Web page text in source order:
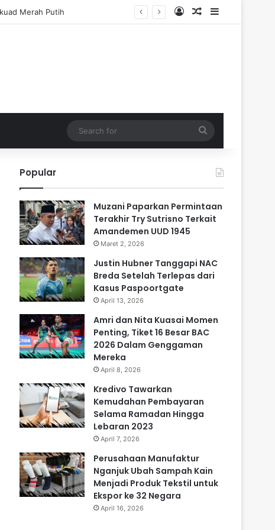
Log InRandom Article
Sidebar
for
Popular
Muzani Paparkan Permintaan
Terakhir Try Sutrisno Terkait
Amandemen UUD 1945
Maret 2, 2026
Justin Hubner Tanggapi NAC
Breda Setelah Terlepas dari
Kasus Paspoortgate
April 13, 2026
Amri dan Nita Kuasai Momen
Penting, Tiket 16 Besar BAC
2026 Dalam Genggaman
Mereka
April 8, 2026
Kredivo Tawarkan
Kemudahan Pembayaran
Selama Ramadan Hingga
Lebaran 2023
April 7, 2026
Perusahaan Manufaktur
Nganjuk Ubah Sampah Kain
Menjadi Produk Tekstil untuk
Ekspor ke 32 Negara
April 16, 2026